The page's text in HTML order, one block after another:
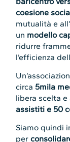
coesione
mutualità e
un modello
ridurre
l’efficienza
circa 5mila
libera scelta
assistiti e 50
Siamo quindi
per